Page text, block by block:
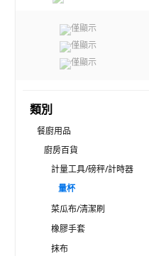
僅顯示
僅顯示
僅顯示
類別
餐廚用品
廚房百貨
計量工具/磅秤/計時器
量杯
菜瓜布/清潔刷
橡膠手套
抹布